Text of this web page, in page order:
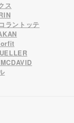
ス
ラントッテ
orfit